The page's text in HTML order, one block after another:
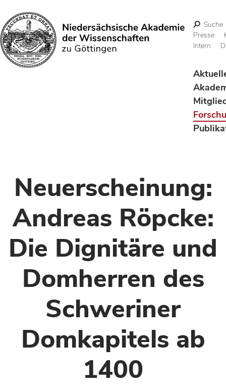
Suchen
Suche
Presse
Intern
Neuerscheinung:
Andreas Röpcke:
Die Dignitäre und
Domherren des
Schweriner
Domkapitels ab
1400